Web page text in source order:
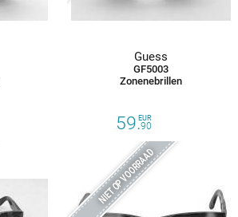
Guess
GF5003
Zonenebrillen
59.90
EUR
NIET OP VOORRAAD